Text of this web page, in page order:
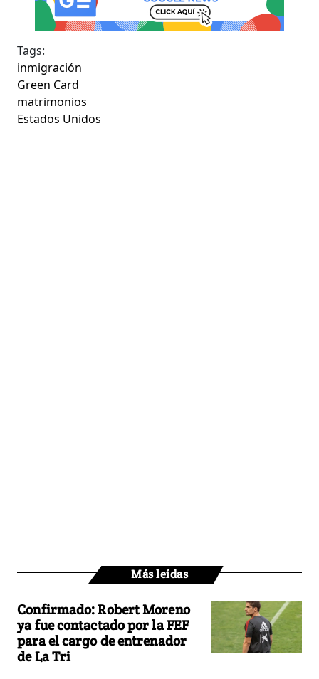
Tags:
inmigración
Green Card
matrimonios
Estados Unidos
Más leídas
Confirmado: Robert Moreno
ya fue contactado por la FEF
para el cargo de entrenador
de La Tri